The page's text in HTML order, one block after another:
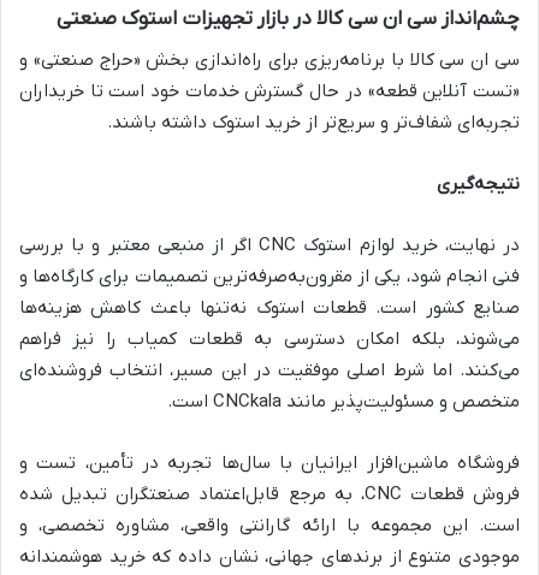
چشم‌انداز سی ان سی کالا در بازار تجهیزات استوک صنعتی
سی ان سی کالا با برنامه‌ریزی برای راه‌اندازی بخش «حراج صنعتی» و
«تست آنلاین قطعه» در حال گسترش خدمات خود است تا خریداران
تجربه‌ای شفاف‌تر و سریع‌تر از خرید استوک داشته باشند.
نتیجه‌گیری
در نهایت، خرید لوازم استوک CNC اگر از منبعی معتبر و با بررسی
فنی انجام شود، یکی از مقرون‌به‌صرفه‌ترین تصمیمات برای کارگاه‌ها و
صنایع کشور است. قطعات استوک نه‌تنها باعث کاهش هزینه‌ها
می‌شوند، بلکه امکان دسترسی به قطعات کمیاب را نیز فراهم
می‌کنند. اما شرط اصلی موفقیت در این مسیر، انتخاب فروشنده‌ای
متخصص و مسئولیت‌پذیر مانند CNCkala است.
فروشگاه ماشین‌افزار ایرانیان با سال‌ها تجربه در تأمین، تست و
فروش قطعات CNC، به مرجع قابل‌اعتماد صنعتگران تبدیل شده
است. این مجموعه با ارائه گارانتی واقعی، مشاوره تخصصی، و
موجودی متنوع از برندهای جهانی، نشان داده که خرید هوشمندانه